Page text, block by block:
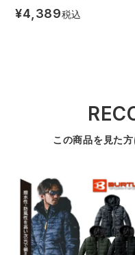
¥4,389税込
この商品を見た